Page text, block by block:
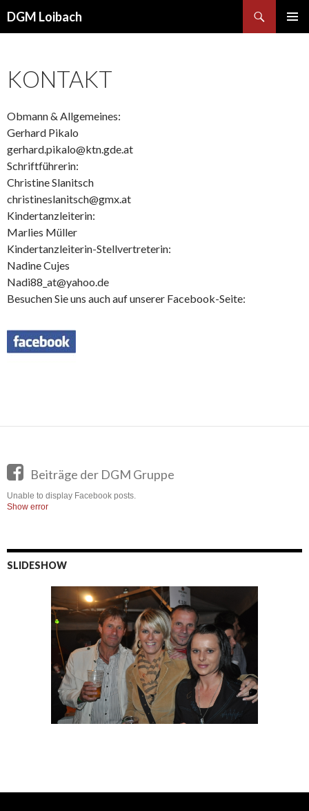
DGM Loibach
KONTAKT
Obmann & Allgemeines:
Gerhard Pikalo
gerhard.pikalo@ktn.gde.at
Schriftführerin:
Christine Slanitsch
christineslanitsch@gmx.at
Kindertanzleiterin:
Marlies Müller
Kindertanzleiterin-Stellvertreterin:
Nadine Cujes
Nadi88_at@yahoo.de
Besuchen Sie uns auch auf unserer Facebook-Seite:
Beiträge der DGM Gruppe
Unable to display Facebook posts.
Show error
SLIDESHOW